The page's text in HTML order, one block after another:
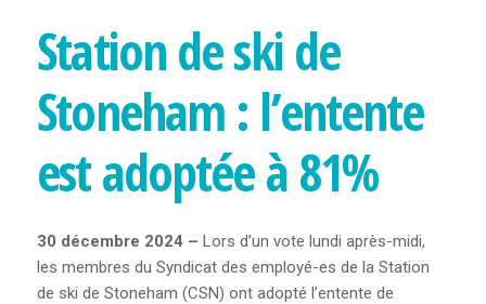
Station de ski de
Stoneham : l’entente
est adoptée à 81%
30 décembre 2024 – Lors d’un vote lundi après-midi,
les membres du Syndicat des employé-es de la Station
de ski de Stoneham (CSN) ont adopté l’entente de
COMITÉ EXÉCUTIF
CONSEIL SYNDICAL
ASSEMBLÉE GÉNÉRALE
PUBLICATIONS